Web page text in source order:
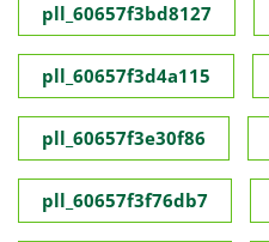
pll_60657f3bd8127
pll_60657f3d4a115
pll_60657f3e30f86
pll_60657f3f76db7